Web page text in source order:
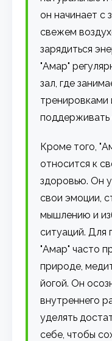
он начинает с
свежем
зарядиться
"Амар"
зал, где
тренировками
Кроме того,
относится к
здоровью. Он
свои эмоции,
мышлению и
ситуаций. Для
"Амар" часто
природе,
йогой. Он
внутреннего
уделять
себе, чтобы